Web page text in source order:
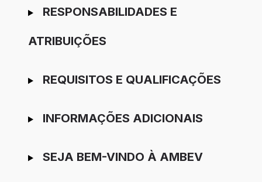
RESPONSABILIDADES E
ATRIBUIÇÕES
REQUISITOS E QUALIFICAÇÕES
INFORMAÇÕES ADICIONAIS
SEJA BEM-VINDO À AMBEV